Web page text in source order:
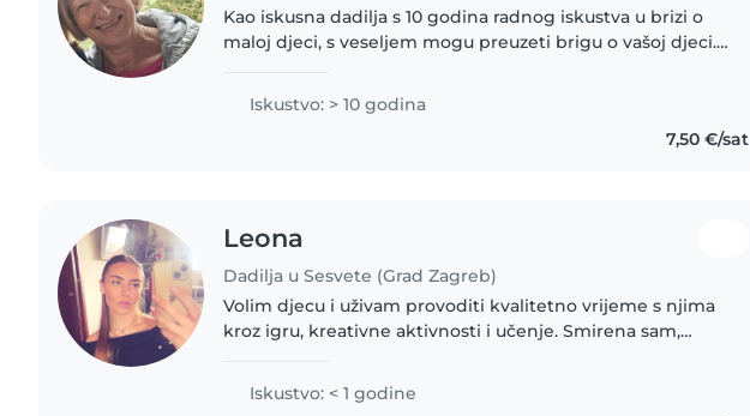
Kao iskusna dadilja s 10 godina radnog iskustva u brizi o
maloj djeci, s veseljem mogu preuzeti brigu o vašoj djeci.
crtanju, čitanju..
Iskustvo: > 10 godina
7,50 €/sat
Leona
Dadilja u Sesvete (Grad Zagreb)
Volim djecu i uživam provoditi kvalitetno vrijeme s njima
kroz igru, kreativne aktivnosti i učenje. Smirena sam,
prvom mjestu...
Iskustvo: < 1 godine